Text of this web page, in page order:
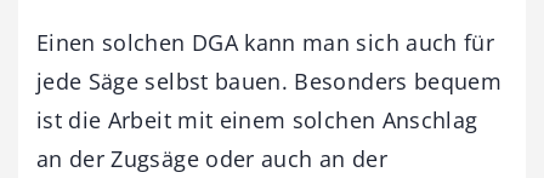
Einen solchen DGA kann man sich auch für
jede Säge selbst bauen. Besonders bequem
ist die Arbeit mit einem solchen Anschlag
an der Zugsäge oder auch an der